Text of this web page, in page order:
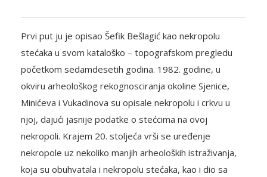
Prvi put ju je opisao Šefik Bešlagić kao nekropolu
stećaka u svom kataloško – topografskom pregledu
početkom sedamdesetih godina. 1982. godine, u
okviru arheološkog rekognosciranja okoline Sjenice,
Minićeva i Vukadinova su opisale nekropolu i crkvu u
njoj, dajući jasnije podatke o stećcima na ovoj
nekropoli. Krajem 20. stoljeća vrši se uređenje
nekropole uz nekoliko manjih arheoloških istraživanja,
koja su obuhvatala i nekropolu stećaka, kao i dio sa